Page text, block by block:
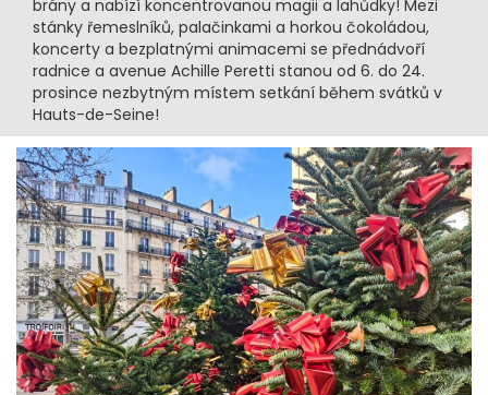
brány a nabízí koncentrovanou magii a lahůdky! Mezi
stánky řemeslníků, palačinkami a horkou čokoládou,
koncerty a bezplatnými animacemi se přednádvoří
radnice a avenue Achille Peretti stanou od 6. do 24.
prosince nezbytným místem setkání během svátků v
Hauts-de-Seine!